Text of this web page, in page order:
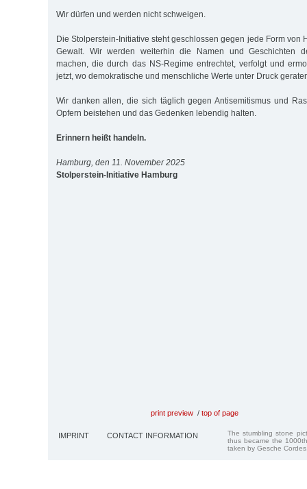
Wir dürfen und werden nicht schweigen.
Die Stolperstein-Initiative steht geschlossen gegen jede Form von
Gewalt. Wir werden weiterhin die Namen und Geschichten
machen, die durch das NS-Regime entrechtet, verfolgt und
jetzt, wo demokratische und menschliche Werte unter Druck
Wir danken allen, die sich täglich gegen Antisemitismus und
Opfern beistehen und das Gedenken lebendig halten.
Erinnern heißt handeln.
Hamburg, den 11. November 2025
Stolperstein-Initiative Hamburg
print preview / top of page
IMPRINT CONTACT INFORMATION
The stumbling stone
thus became the
taken by Gesche